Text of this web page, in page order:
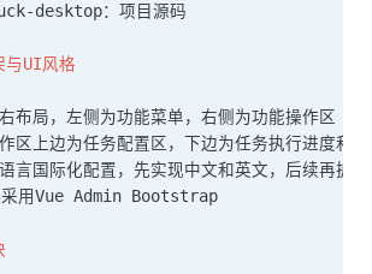
desktop：项目源码
UI风格
采用Vue Admin Bootstrap